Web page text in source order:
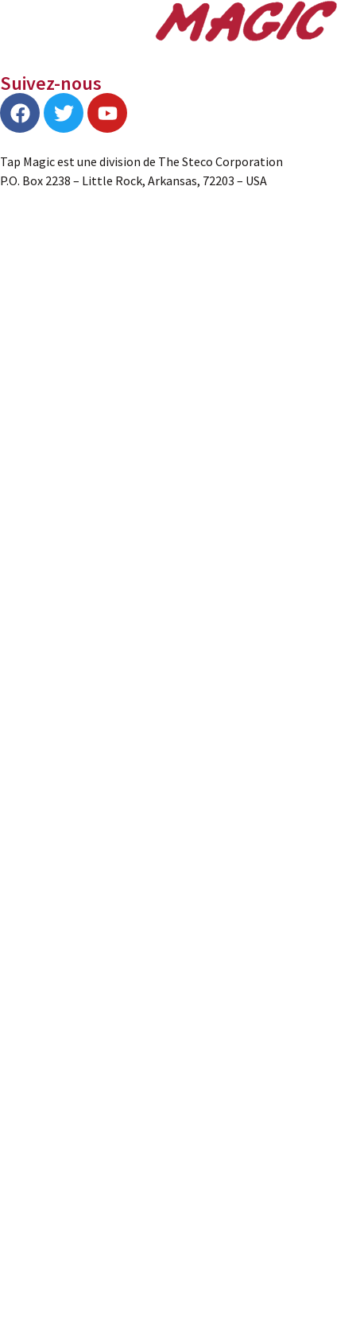
Suivez-nous
Tap Magic est une division de The Steco Corporation
P.O. Box 2238 – Little Rock, Arkansas, 72203 – USA